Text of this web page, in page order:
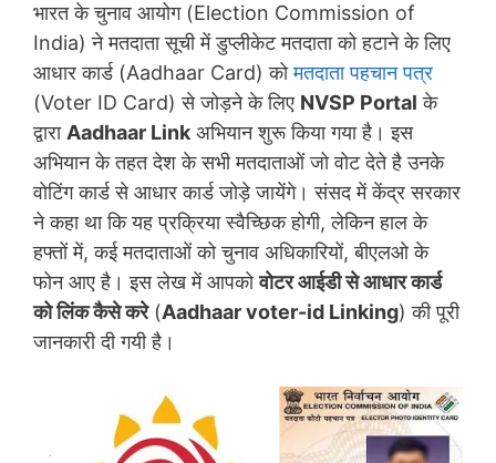
भारत के चुनाव आयोग (Election Commission of
India) ने मतदाता सूची में डुप्लीकेट मतदाता को हटाने के लिए
आधार कार्ड (Aadhaar Card) कोमतदाता पहचान पत्र
(Voter ID Card) से जोड़ने के लिए NVSP Portal के
द्वारा Aadhaar Link अभियान शुरू किया गया है। इस
अभियान के तहत देश के सभी मतदाताओं जो वोट देते है उनके
वोटिंग कार्ड से आधार कार्ड जोड़े जायेंगे। संसद में केंद्र सरकार
ने कहा था कि यह प्रक्रिया स्वैच्छिक होगी, लेकिन हाल के
हफ्तों में, कई मतदाताओं को चुनाव अधिकारियों, बीएलओ के
फोन आए है। इस लेख में आपकोवोटर आईडी से आधार कार्ड
को लिंक कैसे करे(Aadhaar voter-id Linking) की पूरी
जानकारी दी गयी है।